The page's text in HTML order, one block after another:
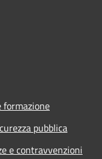
formazione
pubblica
e contravvenzioni